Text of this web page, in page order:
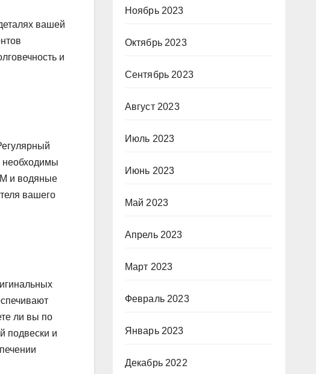
вашей
и
необходимы
и водяные
вашего
ли вы по
подвески и
Ноябрь 2023
Октябрь 2023
Сентябрь 2023
Август 2023
Июль 2023
Июнь 2023
Май 2023
Апрель 2023
Март 2023
Февраль 2023
Январь 2023
Декабрь 2022